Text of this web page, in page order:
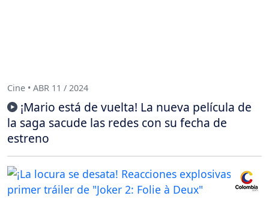
Cine • ABR 11 / 2024
¡Mario está de vuelta! La nueva película de
la saga sacude las redes con su fecha de
estreno